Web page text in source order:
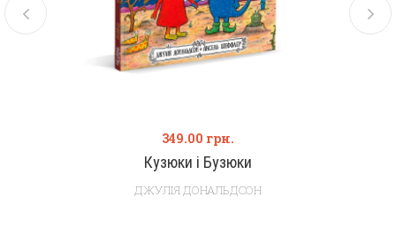
Кузюки і Бузюки
349.00 грн.
ДЖУЛІЯ ДОНАЛЬДСОН